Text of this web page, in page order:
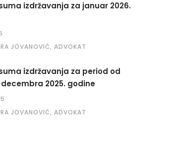
izdržavanja za januar 2026.
JOVANOVIĆ, ADVOKAT
izdržavanja za period od
2025. godine
JOVANOVIĆ, ADVOKAT